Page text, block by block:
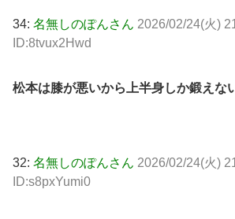
34: 名無しのぽんさん 2026/02/24(火)
ID:8tvux2Hwd
松本は膝が悪いから上半身しか鍛えな
32: 名無しのぽんさん 2026/02/24(火)
ID:s8pxYumi0